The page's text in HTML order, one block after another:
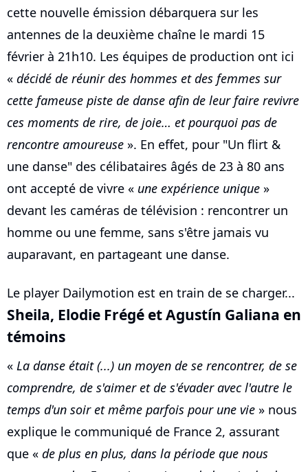
cette nouvelle émission débarquera sur les
antennes de la deuxième chaîne le mardi 15
février à 21h10. Les équipes de production ont ici
« décidé de réunir des hommes et des femmes sur
cette fameuse piste de danse afin de leur faire revivre
ces moments de rire, de joie… et pourquoi pas de
rencontre amoureuse ». En effet, pour "Un flirt &
une danse" des célibataires âgés de 23 à 80 ans
ont accepté de vivre « une expérience unique »
devant les caméras de télévision : rencontrer un
homme ou une femme, sans s'être jamais vu
auparavant, en partageant une danse.
Le player Dailymotion est en train de se charger...
Sheila, Elodie Frégé et Agustín Galiana en
témoins
« La danse était (...) un moyen de se rencontrer, de se
comprendre, de s'aimer et de s'évader avec l'autre le
temps d'un soir et même parfois pour une vie » nous
explique le communiqué de France 2, assurant
que « de plus en plus, dans la période que nous